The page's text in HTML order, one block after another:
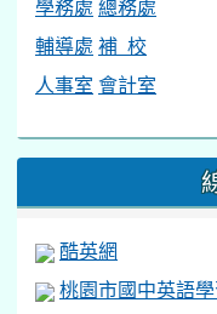
學務處 總務處
輔導處 補 校
人事室 會計室
酷英網
桃園市國中英語